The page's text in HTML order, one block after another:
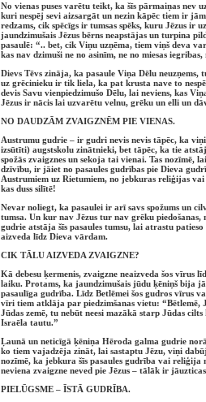
No vienas puses varētu teikt, ka šīs pārmaiņas nev
kuri nespēj sevi aizsargāt un nezin kāpēc tiem ir
redzams, cik spēcīgs ir tumsas spēks, kuru Jēzus ir
jaundzimušais Jēzus bērns neapstājas un turpina
pasaulē: “.. bet, cik Viņu uzņēma, tiem viņš deva
kas nav dzimuši ne no asinīm, ne no miesas
Dievs Tēvs zināja, ka pasaule Viņa Dēlu
uz grēcinieku ir tik liela, ka pat krusta nave to
devis Savu vienpiedzimušo Dēlu, lai neviens, kas
Jēzus ir nācis lai uzvarētu velnu, grēku un elli un
NO DAUDZĀM ZVAIGZNĒM PIE VIENAS.
Austrumu gudrie – ir gudri nevis nevis tāpēc, ka
izsūtīti) augstskolu zinātnieki, bet tāpēc, ka tie
spožās zvaigznes un sekoja tai vienai. Tas nozīmē,
dzīvību, ir jāiet no pasaules gudrības pie Dieva
Austrumiem uz Rietumiem, no jebkuras reliģijas
kas duss silītē!
Nevar noliegt, ka pasaulei ir arī savs spožums un
tumsa. Un kur nav Jēzus tur nav grēku piedošanas,
gudrie atstāja šīs pasaules tumsu, lai atrastu
aizveda līdz Dieva vārdam.
CIK TĀLU AIZVEDA ZVAIGZNE?
Kā debesu ķermenis, zvaigzne neaizveda šos
laiku. Protams, ka jaundzimušais jūdu ķēniņš bija
pasaulīga gudrība. Līdz Betlēmei šos gudros vīrus
vīri tiem atklāja par piedzimšanas vietu: “Bētlemē,
Jūdas zemē, tu nebūt neesi mazākā starp Jūdas
Israēla tautu.”
Ļaunā un neticīgā ķēniņa Hēroda galma gudrie
ko tiem vajadzēja zināt, lai sastaptu Jēzu, viņi
nozīmē, ka jebkura šīs pasaules gudrība vai reliģija
neviena zvaigzne neved pie Jēzus – tālāk ir
PIELŪGSME – ĪSTĀ GUDRĪBA.